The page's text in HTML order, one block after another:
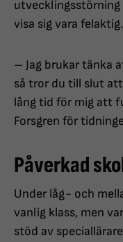
utvecklingsstörning
visa sig vara felaktig.
– Jag brukar tänka
så tror du till slut
lång tid för mig att
Forsgren för
Påverkad
Under låg- och
vanlig klass, men
stöd av